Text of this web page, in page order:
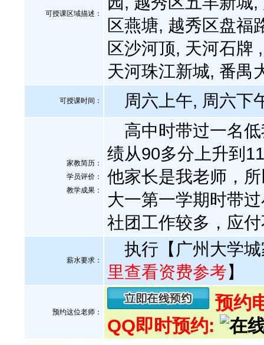
可授课区域描述：
区燕塘, 越秀区盘福
区沙河顶, 天河石牌
天河珠江新城, 番禺
可授课时间： 周六上午, 周六下
家教简历：
学员评价：
教学成果：
高中时带过一名低
绩从90多分上升到
他家长是我老师，
大一第一学期时带
社团工作较多，应
薪水要求：
执行【广州大学
里查看资费参考】
预约这位老师：
预约
QQ即时预约: